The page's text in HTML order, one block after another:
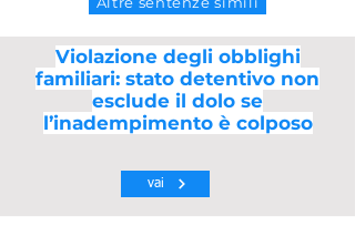
Violazione degli obblighi
familiari: stato detentivo non
esclude il dolo se
l’inadempimento è colposo
vai